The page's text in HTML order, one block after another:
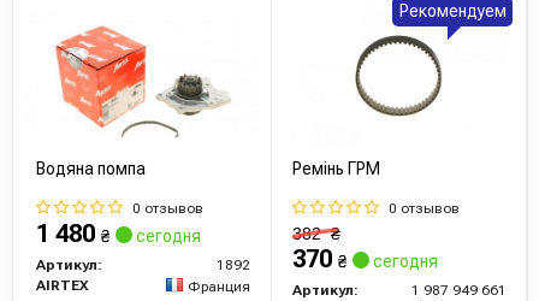
Водяна помпа
0 отзывов
1 480 ₴ сегодня
Артикул:
1892
AIRTEX
Франция
Ремінь ГРМ
0 отзывов
382₴
370 ₴ сегодня
Артикул:
1 987 949 661
Рекомендуем